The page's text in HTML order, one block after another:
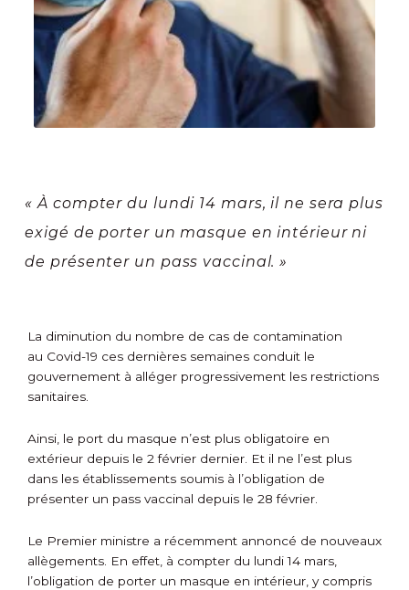
« À compter du lundi 14 mars, il ne sera plus
exigé de porter un masque en intérieur ni
de présenter un pass vaccinal. »
La diminution du nombre de cas de contamination
au Covid-19 ces dernières semaines conduit le
gouvernement à alléger progressivement les restrictions
sanitaires.
Ainsi, le port du masque n’est plus obligatoire en
extérieur depuis le 2 février dernier. Et il ne l’est plus
dans les établissements soumis à l’obligation de
présenter un pass vaccinal depuis le 28 février.
Le Premier ministre a récemment annoncé de nouveaux
allègements. En effet, à compter du lundi 14 mars,
l’obligation de porter un masque en intérieur, y compris